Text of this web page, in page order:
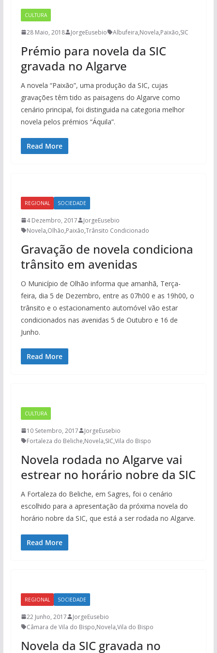
CULTURA
28 Maio, 2018 JorgeEusebio Albufeira,Novela,Paixão,SIC
Prémio para novela da SIC
gravada no Algarve
A novela “Paixão”, uma produção da SIC, cujas
gravações têm tido as paisagens do Algarve como
cenário principal, foi distinguida na categoria melhor
novela pelos prémios “Áquila”.
Read More
REGIONAL SOCIEDADE
4 Dezembro, 2017
JorgeEusebio
Novela,Olhão,Paixão,Trânsito Condicionado
Gravação de novela condiciona
trânsito em avenidas
O Município de Olhão informa que amanhã, Terça-
feira, dia 5 de Dezembro, entre as 07h00 e as 19h00, o
trânsito e o estacionamento automóvel vão estar
condicionados nas avenidas 5 de Outubro e 16 de
Junho.
Read More
CULTURA
10 Setembro, 2017
JorgeEusebio
Fortaleza do Beliche,Novela,SIC,Vila do Bispo
Novela rodada no Algarve vai
estrear no horário nobre da SIC
A Fortaleza do Beliche, em Sagres, foi o cenário
escolhido para a apresentação da próxima novela do
horário nobre da SIC, que está a ser rodada no Algarve.
Read More
REGIONAL SOCIEDADE
22 Junho, 2017
JorgeEusebio
Câmara de Vila do Bispo,Novela,Vila do Bispo
Novela da SIC gravada no